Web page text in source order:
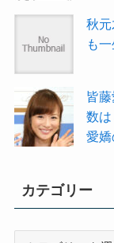
秋
も
皆
数
愛
カテゴリー